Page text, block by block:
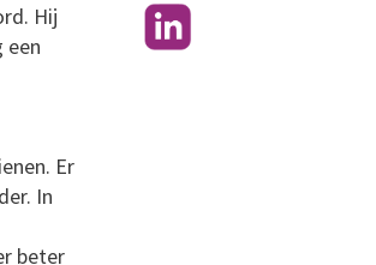
Hij
een
Er
In
beter